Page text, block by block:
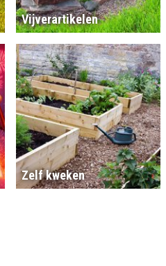
Vijverartikelen
Zelf kweken